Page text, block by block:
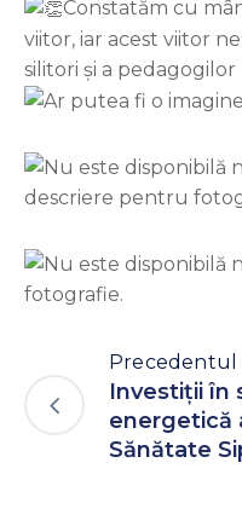
Constatăm cu
viitor, iar acest viitor
silitori și a pedagogilor
Precedentul
Investiții în
energetică
Sănătate